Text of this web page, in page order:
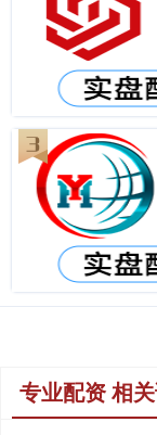
专业配资 相